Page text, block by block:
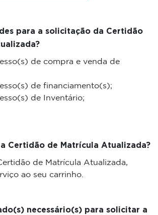
para a solicitação da Certidão
de compra e venda de
de financiamento(s);
de Inventário;
Certidão de Matrícula Atualizada?
de Matrícula Atualizada,
ao seu carrinho.
necessário(s) para solicitar a